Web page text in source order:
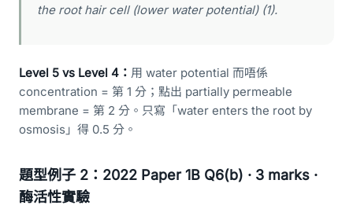
the root hair cell (lower water potential) (1).
Level 5 vs Level 4： 用 water potential 而唔係
concentration = 第 1 分；點出 partially permeable
membrane = 第 2 分。只寫「water enters the root by
osmosis」得 0.5 分。
題型例子 2：2022 Paper 1B Q6(b) · 3 marks ·
酶活性實驗